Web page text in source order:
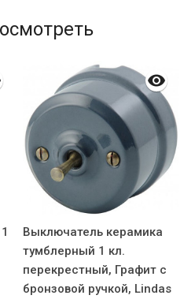
Выключатель керамика
тумблерный 1 кл.
перекрестный, Графит с
бронзовой ручкой, Lindas